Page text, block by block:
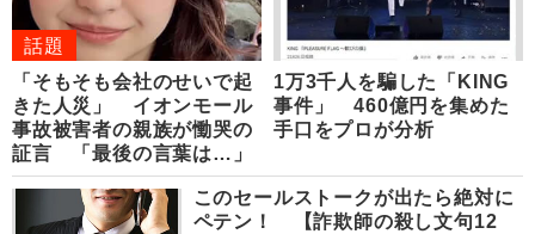
話題
「そもそも会社のせいで起
きた人災」 イオンモール
事故被害者の親族が慟哭の
証言 「最後の言葉は…」
1万3千人を騙した「KING
事件」 460億円を集めた
手口をプロが分析
このセールストークが出たら絶対に
ペテン！ 【詐欺師の殺し文句12